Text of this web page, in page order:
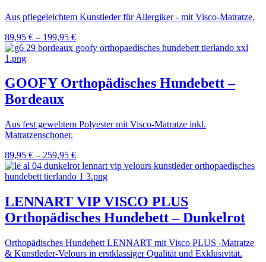
Aus pflegeleichtem Kunstleder für Allergiker - mit Visco-Matratze.
89,95 € – 199,95 €
GOOFY Orthopädisches Hundebett –
Bordeaux
Aus fest gewebtem Polyester mit Visco-Matratze inkl.
Matratzenschoner.
89,95 € – 259,95 €
LENNART VIP VISCO PLUS
Orthopädisches Hundebett – Dunkelrot
Orthopädisches Hundebett LENNART mit Visco PLUS -Matratze
& Kunstleder-Velours in erstklassiger Qualität und Exklusivität.